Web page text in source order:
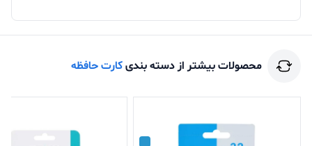
محصولات بیشتر از دسته بندیکارت حافظه